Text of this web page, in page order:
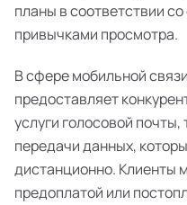
планы в соответствии
привычками просмотра.
В сфере мобильной
предоставляет
услуги голосовой
передачи данных,
дистанционно. Клиенты
предоплатой или